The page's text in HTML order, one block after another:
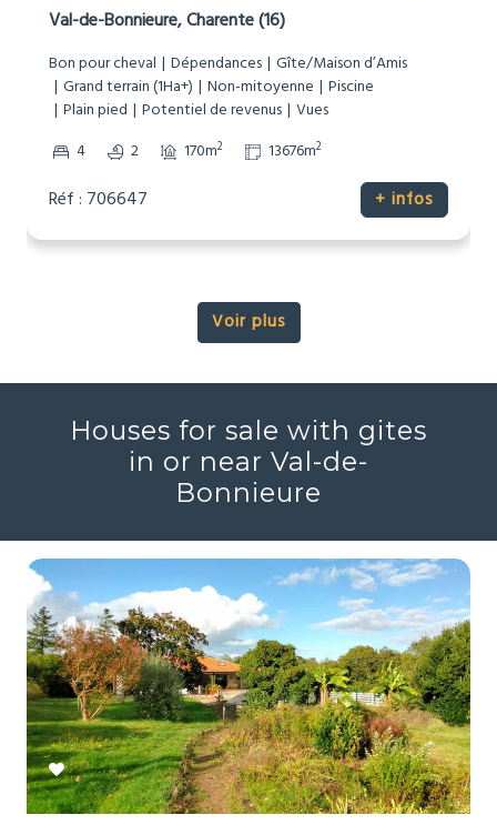
Val-de-Bonnieure, Charente (16)
Bon pour cheval Dépendances Gîte/Maison d’Amis
Grand terrain (1Ha+)
Non-mitoyenne
Piscine
Plain pied
Potentiel de revenus Vues
4
2 170m2 13676m2
Réf : 706647 + infos
Voir plus
Houses for sale with gites
in or near Val-de-
Bonnieure